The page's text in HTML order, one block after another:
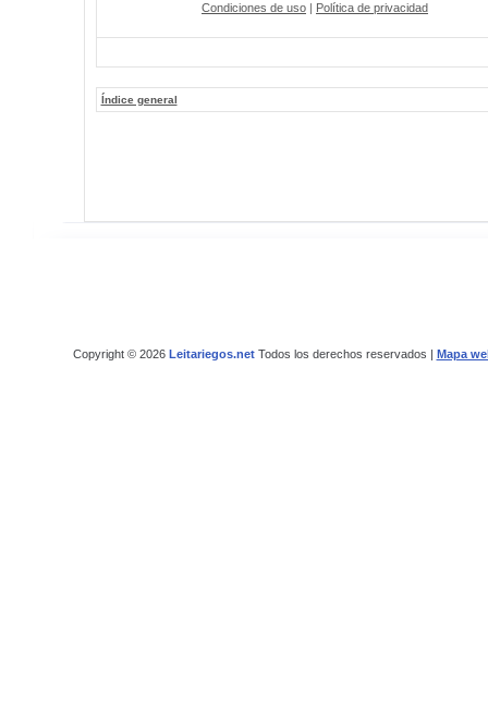
Condiciones de uso | Política de privacidad
Índice general
Copyright © 2026 Leitariegos.netTodos los derechos reservados | Mapa